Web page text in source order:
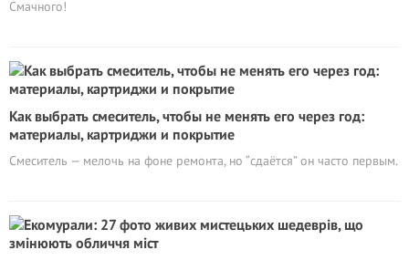
Смачного!
Как выбрать смеситель, чтобы не менять его через год:
материалы, картриджи и покрытие
Смеситель — мелочь на фоне ремонта, но “сдаётся” он часто первым.